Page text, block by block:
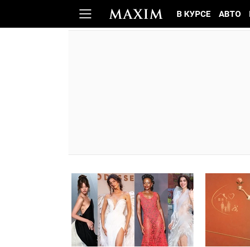
В КУРСЕ АВТО